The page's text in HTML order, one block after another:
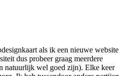
als ik een nieuwe website
dus probeer graag meerdere
natuurlijk wel goed zijn). Elke keer